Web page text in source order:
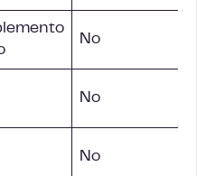
No
No
No